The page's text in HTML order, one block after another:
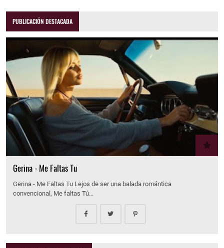
PUBLICACIÓN DESTACADA
Gerina - Me Faltas Tu
Gerina - Me Faltas Tu Lejos de ser una balada romántica
convencional, Me faltas Tú…